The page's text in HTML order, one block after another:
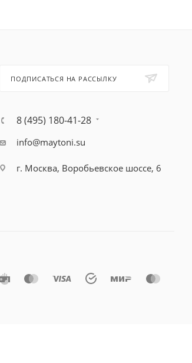
ПОДПИСАТЬСЯ НА РАССЫЛКУ
8 (495) 180-41-28
info@maytoni.su
г. Москва, Воробьевское шоссе, 6